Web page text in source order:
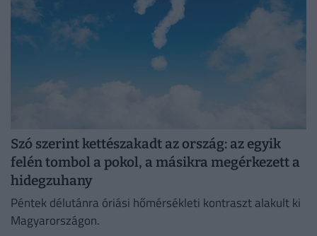
Szó szerint kettészakadt az ország: az egyik
felén tombol a pokol, a másikra megérkezett a
hidegzuhany
Péntek délutánra óriási hőmérsékleti kontraszt alakult ki
Magyarországon.